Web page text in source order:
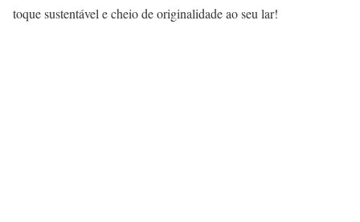
toque sustentável e cheio de originalidade ao seu lar!